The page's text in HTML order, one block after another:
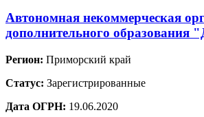
Автономная некоммерческая
дополнительного образования
Регион: Приморский край
Статус: Зарегистрированные
Дата ОГРН: 19.06.2020